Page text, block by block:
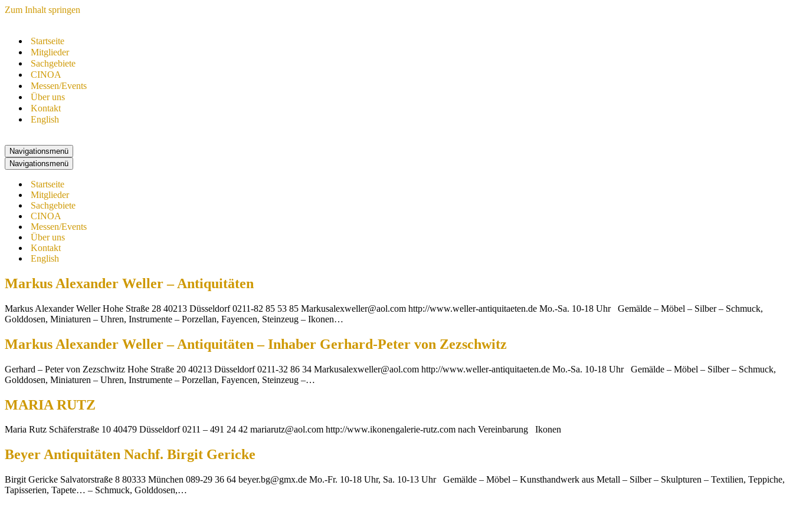
Zum Inhalt springen
Startseite
Mitglieder
Sachgebiete
CINOA
Messen/Events
Über uns
Kontakt
English
Navigationsmenü
Navigationsmenü
Startseite
Mitglieder
Sachgebiete
CINOA
Messen/Events
Über uns
Kontakt
English
Markus Alexander Weller – Antiquitäten
Markus Alexander Weller Hohe Straße 28 40213 Düsseldorf 0211-82 85 53 85 Markusalexweller@aol.com http://www.weller-antiquitaeten.de Mo.-Sa. 10-18 Uhr Gemälde – Möbel – Silber – Schmuck,
Golddosen, Miniaturen – Uhren, Instrumente – Porzellan, Fayencen, Steinzeug – Ikonen…
Markus Alexander Weller – Antiquitäten – Inhaber Gerhard-Peter von Zezschwitz
Gerhard – Peter von Zezschwitz Hohe Straße 20 40213 Düsseldorf 0211-32 86 34 Markusalexweller@aol.com http://www.weller-antiquitaeten.de Mo.-Sa. 10-18 Uhr Gemälde – Möbel – Silber – Schmuck,
Golddosen, Miniaturen – Uhren, Instrumente – Porzellan, Fayencen, Steinzeug –…
MARIA RUTZ
Maria Rutz Schäferstraße 10 40479 Düsseldorf 0211 – 491 24 42 mariarutz@aol.com http://www.ikonengalerie-rutz.com nach Vereinbarung Ikonen
Beyer Antiquitäten Nachf. Birgit Gericke
Birgit Gericke Salvatorstraße 8 80333 München 089-29 36 64 beyer.bg@gmx.de Mo.-Fr. 10-18 Uhr, Sa. 10-13 Uhr Gemälde – Möbel – Kunsthandwerk aus Metall – Silber – Skulpturen – Textilien, Teppiche,
Tapisserien, Tapete… – Schmuck, Golddosen,…